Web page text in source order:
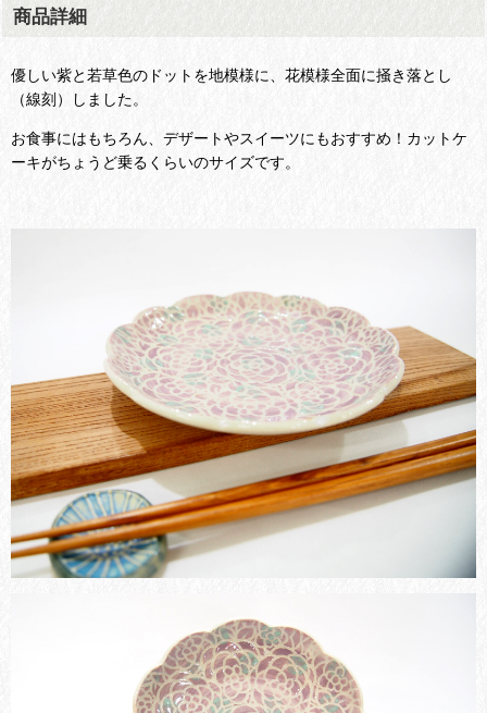
商品詳細
優しい紫と若草色のドットを地模様に、花模様全面に掻き落とし
（線刻）しました。
お食事にはもちろん、デザートやスイーツにもおすすめ！カットケ
ーキがちょうど乗るくらいのサイズです。